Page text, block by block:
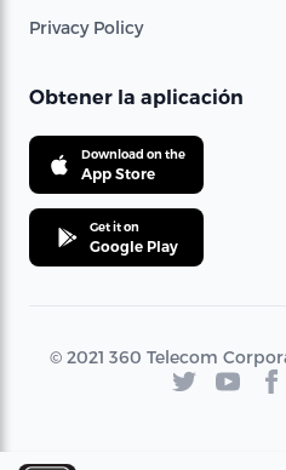
Privacy Policy
Obtener la aplicación
Download on the
App Store
Get it on
Google Play
© 2021 360 Telecom